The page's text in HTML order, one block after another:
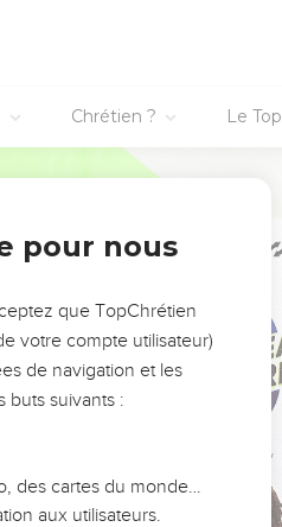
Chrétien ? Le Top
pour nous
que TopChrétien
votre compte utilisateur)
de navigation et les
buts suivants :
des cartes du monde…
aux utilisateurs.